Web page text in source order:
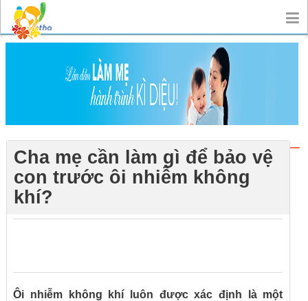
Cha mẹ cần làm gì để bảo vệ
con trước ôi nhiễm không
khí?
Ôi nhiễm không khí luôn được xác định là một